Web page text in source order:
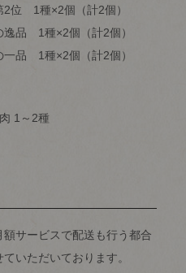
2位 1種×2個（計2個）
逸品 1種×2個（計2個）
一品 1種×2個（計2個）
1～2種
サービスで配送も行う都合
いただいております。